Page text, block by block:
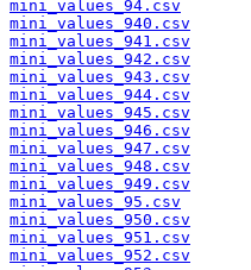
mini_values_94.csv
mini_values_940.csv
mini_values_941.csv
mini_values_942.csv
mini_values_943.csv
mini_values_944.csv
mini_values_945.csv
mini_values_946.csv
mini_values_947.csv
mini_values_948.csv
mini_values_949.csv
mini_values_95.csv
mini_values_950.csv
mini_values_951.csv
mini_values_952.csv